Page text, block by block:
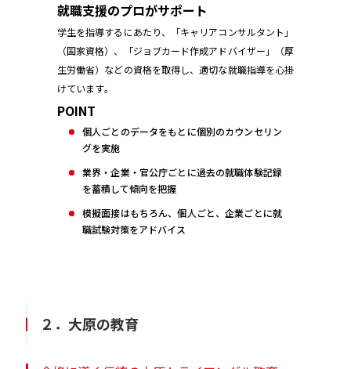
就職支援のプロがサポート
学生を指導するにあたり、「キャリアコンサルタント」
（国家資格）、「ジョブカード作成アドバイザー」（厚
生労働省）などの資格を取得し、適切な就職指導を心掛
けています。
POINT
個人ごとのデータをもとに個別のカウンセリン
グを実施
業界・企業・官公庁ごとに過去の就職体験記録
を蓄積して傾向を把握
模擬面接はもちろん、個人ごと、企業ごとに就
職試験対策をアドバイス
２．大原の教育